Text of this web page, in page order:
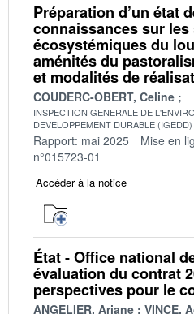
Préparation d’un état
connaissances sur
écosystémiques du
aménités du
et modalités de
COUDERC-OBERT, Celine
INSPECTION GENERALE DE
DEVELOPPEMENT DURABLE (IGEDD)
Rapport: mai 2025 Mise en
n°015723-01
Accéder à la notice
État - Office national
évaluation du contrat
perspectives pour le
ANGELIER, Ariane
VINCE,